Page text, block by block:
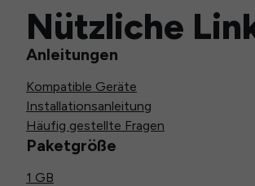
Nützliche
Anleitungen
Kompatible Geräte
Installationsanleitung
Häufig gestellte Fragen
Paketgröße
1 GB